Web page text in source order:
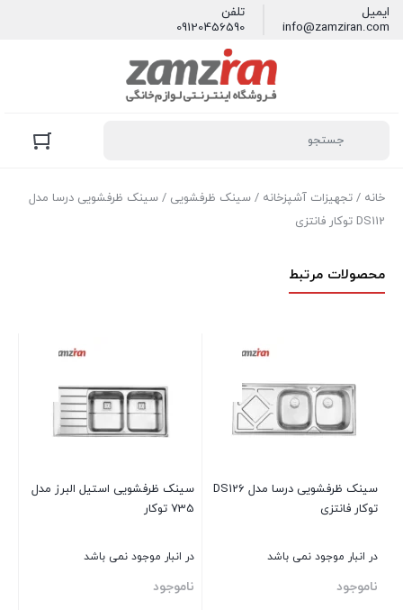
ایمیل
info@zamziran.com
تلفن
09120456590
خانه / تجهیزات آشپزخانه / سینک ظرفشویی / سینک ظرفشویی درسا مدل
DS112 توکار فانتزی
محصولات مرتبط
سینک ظرفشویی درسا مدل DS126
توکار فانتزی
در انبار موجود نمی باشد
ناموجود
سینک ظرفشویی استیل البرز مدل
735 توکار
در انبار موجود نمی باشد
ناموجود